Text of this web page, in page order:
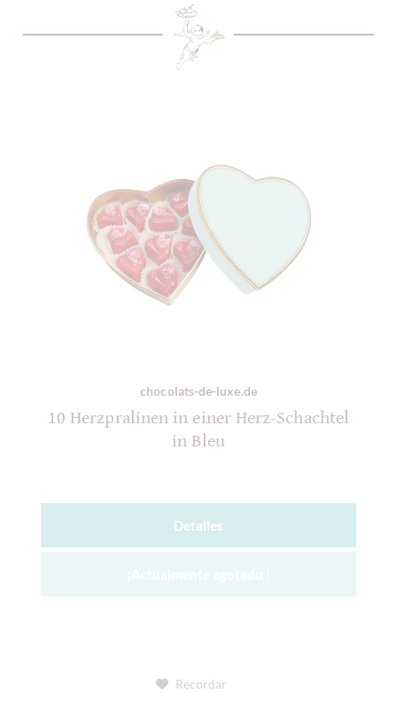
chocolats-de-luxe.de
10 Herzpralinen in einer Herz-Schachtel
in Bleu
Detalles
Recordar